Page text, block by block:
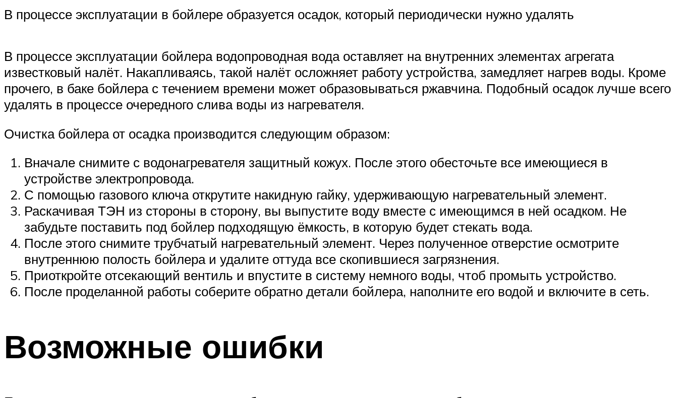
В процессе эксплуатации в бойлере образуется осадок, который периодически нужно удалять
В процессе эксплуатации бойлера водопроводная вода оставляет на внутренних элементах агрегата
известковый налёт. Накапливаясь, такой налёт осложняет работу устройства, замедляет нагрев воды. Кроме
прочего, в баке бойлера с течением времени может образовываться ржавчина. Подобный осадок лучше всего
удалять в процессе очередного слива воды из нагревателя.
Очистка бойлера от осадка производится следующим образом:
Вначале снимите с водонагревателя защитный кожух. После этого обесточьте все имеющиеся в
устройстве электропровода.
С помощью газового ключа открутите накидную гайку, удерживающую нагревательный элемент.
Раскачивая ТЭН из стороны в сторону, вы выпустите воду вместе с имеющимся в ней осадком. Не
забудьте поставить под бойлер подходящую ёмкость, в которую будет стекать вода.
После этого снимите трубчатый нагревательный элемент. Через полученное отверстие осмотрите
внутреннюю полость бойлера и удалите оттуда все скопившиеся загрязнения.
Приоткройте отсекающий вентиль и впустите в систему немного воды, чтоб промыть устройство.
После проделанной работы соберите обратно детали бойлера, наполните его водой и включите в сеть.
Возможные ошибки